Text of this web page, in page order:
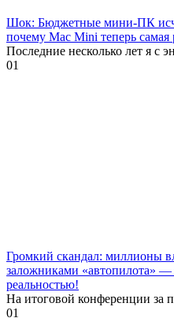
Шок: Бюджетные мини-ПК
почему Mac Mini теперь самая
Последние несколько лет я с
01
Громкий скандал: миллионы
заложниками «автопилота»
реальностью!
На итоговой конференции за
01